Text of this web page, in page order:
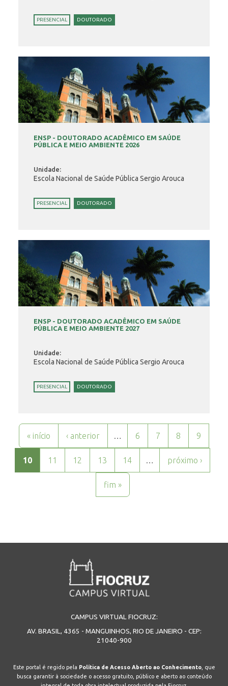
PRESENCIAL DOUTORADO
ENSP - DOUTORADO ACADÊMICO EM SAÚDE
PÚBLICA E MEIO AMBIENTE 2026
Unidade:
Escola Nacional de Saúde Pública Sergio Arouca
PRESENCIAL DOUTORADO
ENSP - DOUTORADO ACADÊMICO EM SAÚDE
PÚBLICA E MEIO AMBIENTE 2027
Unidade:
Escola Nacional de Saúde Pública Sergio Arouca
PRESENCIAL DOUTORADO
Páginas
« início ‹ anterior … 6 7 8 9
10 11 12 13 14 … próximo ›
fim »
CAMPUS VIRTUAL FIOCRUZ:
AV. BRASIL, 4365 - MANGUINHOS, RIO DE JANEIRO - CEP:
21040-900
Este portal é regido pela Política de Acesso Aberto ao Conhecimento, que
busca garantir à sociedade o acesso gratuito, público e aberto ao conteúdo